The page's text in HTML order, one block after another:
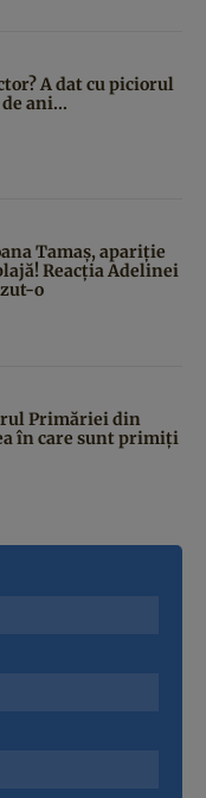
A dat cu piciorul
ani...
Tamaş, apariție
Reacția Adelinei
o
Primăriei din
în care sunt primiți